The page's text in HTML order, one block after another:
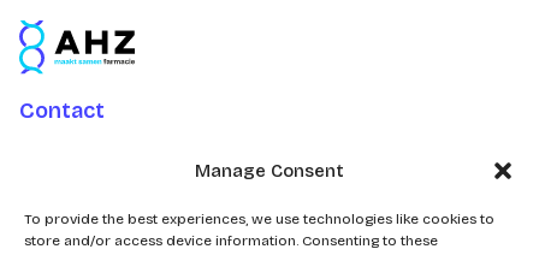
Manage Consent
To provide the best experiences, we use technologies like cookies to
store and/or access device information. Consenting to these
Contact
Postbus 43100